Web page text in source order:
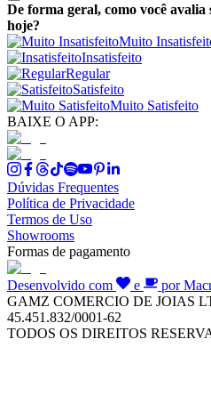
De forma geral, como você avalia
hoje?
Muito
Insatisfeito
Regular
Satisfeito
Muito Satisfeito
BAIXE O APP:
Dúvidas Frequentes
Política de Privacidade
Termos de Uso
Showrooms
Formas de pagamento
Desenvolvido com e
por
GAMZ COMERCIO DE JOIAS
45.451.832/0001-62
TODOS OS DIREITOS